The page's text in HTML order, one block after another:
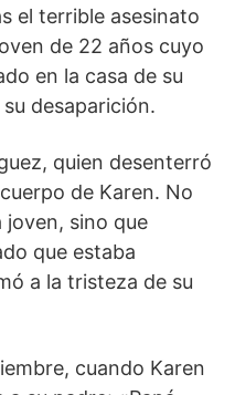
el terrible asesinato
de 22 años cuyo
en la casa de su
desaparición.
quien desenterró
de Karen. No
joven, sino que
que estaba
a la tristeza de su
cuando Karen